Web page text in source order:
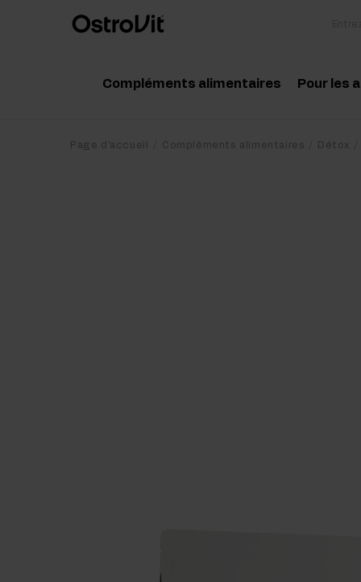
Compléments alimentaires Pour les
Page d'accueil Compléments alimentaires Détox